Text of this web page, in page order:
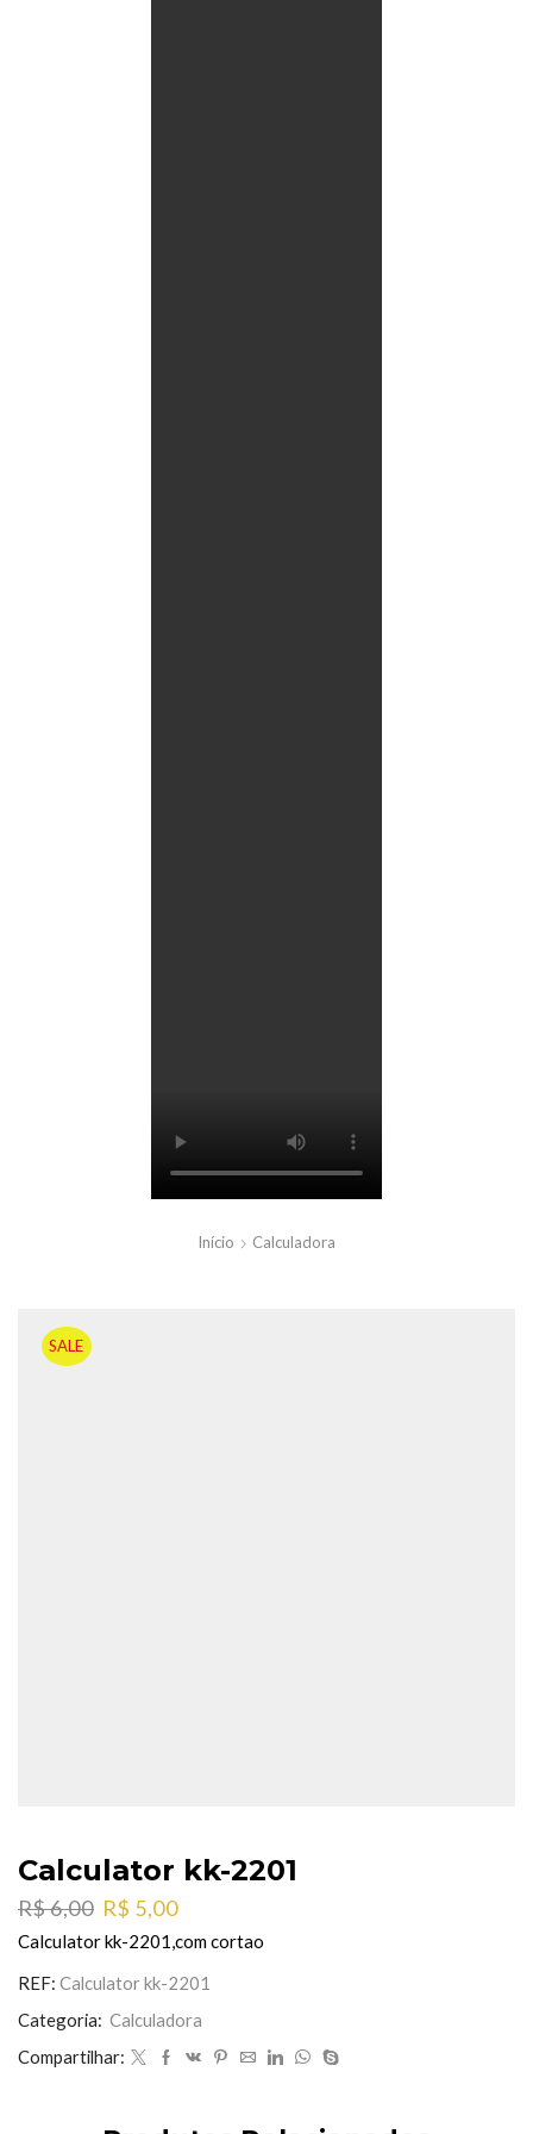
Início Calculadora
SALE
Calculator kk-2201
R$6,00 O
preço
original
era:
R$ 5,00O
atual
é:
Calculator kk-2201,com cortao
REF: Calculator kk-2201
Categoria: Calculadora
Compartilhar: